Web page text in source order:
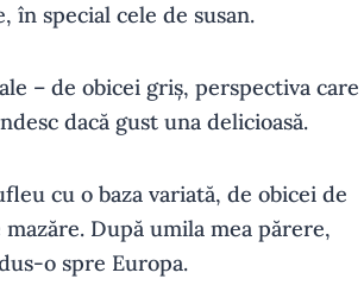
în special cele de susan.
– de obicei griș, perspectiva care
dacă gust una delicioasă.
cu o baza variată, de obicei de
După umila mea părere,
o spre Europa.